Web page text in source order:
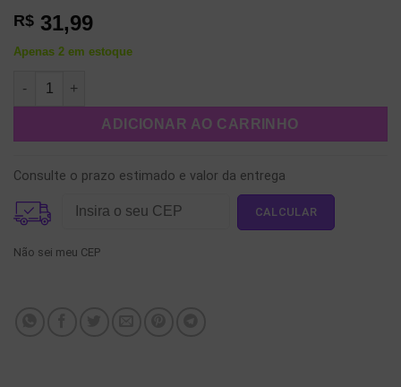
R$ 31,99
Apenas 2 em estoque
Colar Feminino com Pingente de Cavalo Marinho quantidade
ADICIONAR AO CARRINHO
Consulte o prazo estimado e valor da entrega
Não sei meu CEP